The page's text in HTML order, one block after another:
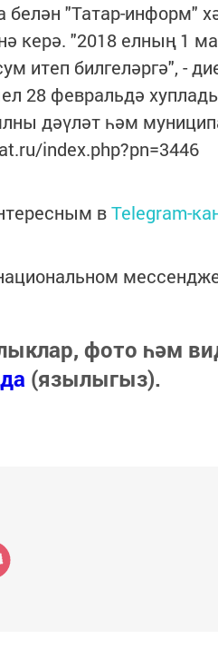
"Татар-информ"
керә. "2018 елның 1
итеп билгеләргә", -
28 февральдә
дәүләт һәм
index.php?pn=3446
вTelegram-
фото һәм
(язылыгыз).